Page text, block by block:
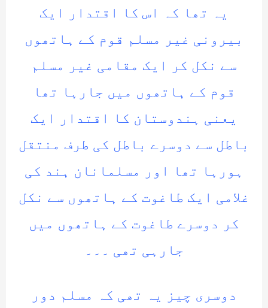
یہ تھا کہ اس کا اقتدار ایک
بیرونی غیر مسلم قوم کے ہاتھوں
سے نکل کر ایک مقامی غیر مسلم
قوم کے ہاتھوں میں جارہا تھا
یعنی ہندوستان کا اقتدار ایک
باطل سے دوسرے باطل کی طرف منتقل
ہورہا تھا اور مسلمانان ہند کی
غلامی ایک طاغوت کے ہاتھوں سے نکل
کر دوسرے طاغوت کے ہاتھوں میں
جارہی تھی ۔۔۔
دوسری چیز یہ تھی کہ مسلم دور